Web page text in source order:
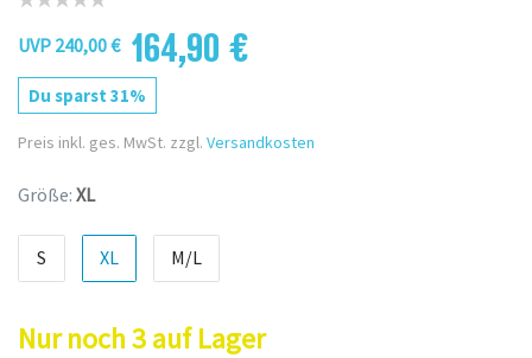
UVP 240,00 € 164,90 €
Du sparst 31%
Preis inkl. ges. MwSt. zzgl. Versandkosten
Größe: XL
S XL M/L
Nur noch 3 auf Lager